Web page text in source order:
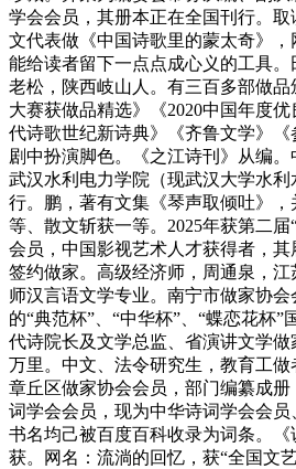
学会会员，其册本正在全国刊行。
文代表做《中国诗歌里的蒙太奇》
能给读者留下一点点成心义的工具
老松，陕西岐山人。有三百多部做
大赛获做品精选》《2020中国年度
代诗歌世纪新诗典》《齐鲁文学》
剧中扮演脚色。《之江诗刊》从编
武汉水利电力学院（现武汉大学水
行。鹏，著有文集《琴声取倾吐》
等、散文斩获一等。2025年获第二
会员，中国影视艺术人才获得者，
签约做家。高级经济师，周通泉，
师汉言语文学专业。南宁市做家协
的“典范杯”、“中华杯”、“蝶恋花杯
代诗院长及文学总监、省演讲文学
万里。中文、法令研究生，教育工
章丘区做家协会会员，部门编纂成
词学会会员，现为中华诗词学会会
书名均己被百度百科收录为词条。
获。网名：流淌的回忆，获“全国文